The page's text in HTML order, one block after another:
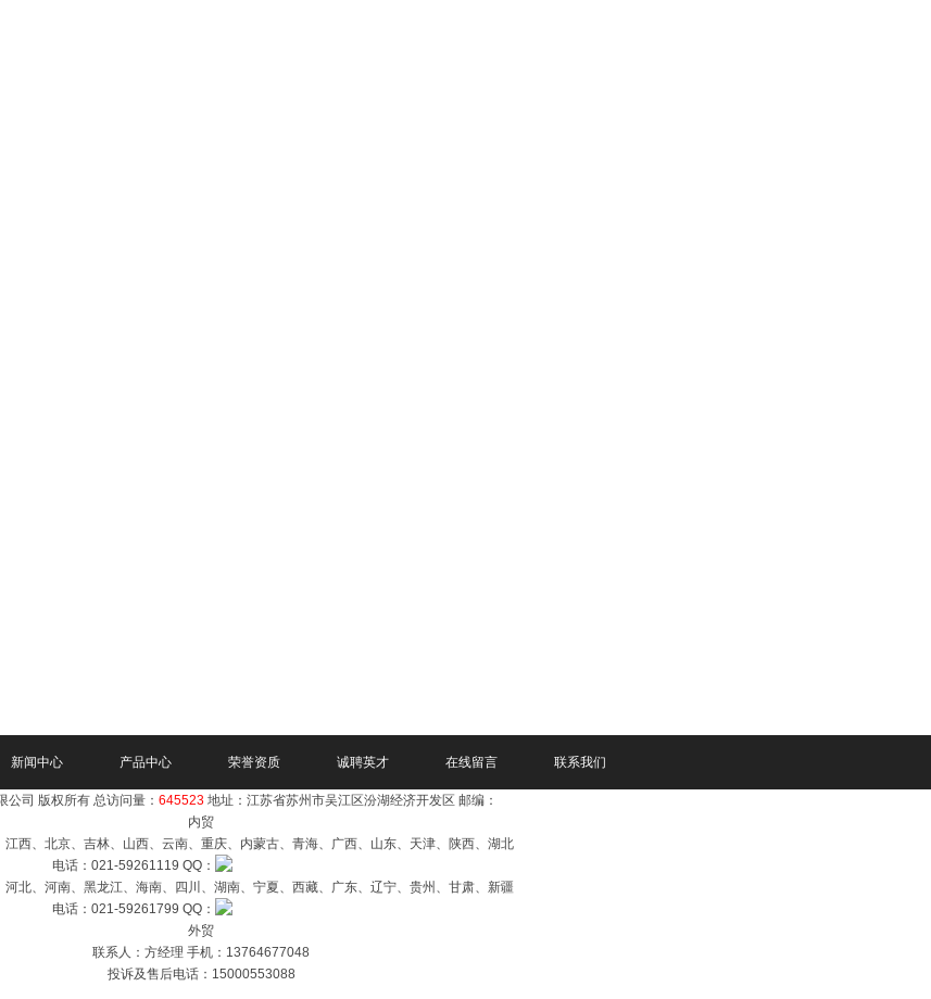
新闻中心 产品中心 荣誉资质 诚聘英才 在线留言 联系我们
公司 版权所有 总访问量： 645523 地址：江苏省苏州市吴江区汾湖经济开发区 邮编：
内贸
江西、北京、吉林、山西、云南、重庆、内蒙古、青海、广西、山东、天津、陕西、湖北
电话：021-59261119 QQ：
河北、河南、黑龙江、海南、四川、湖南、宁夏、西藏、广东、辽宁、贵州、甘肃、新疆
电话：021-59261799 QQ：
外贸
联系人：方经理 手机：13764677048
投诉及售后电话：15000553088